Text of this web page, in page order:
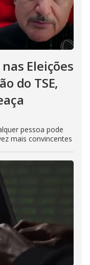
Eleições
do TSE,
pessoa pode
mais convincentes